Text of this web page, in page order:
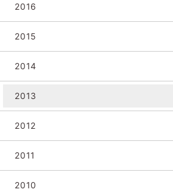
2016
2015
2014
2013
2012
2011
2010